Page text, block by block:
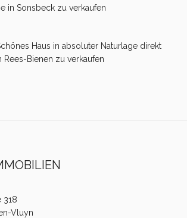
in Sonsbeck zu verkaufen
Haus in absoluter Naturlage direkt
Rees-Bienen zu verkaufen
318
Vluyn